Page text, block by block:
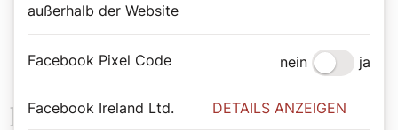
Das könnte Sie auch
außerhalb der Website
Facebook Pixel Code nein ja
Facebook Ireland Ltd. DETAILS ANZEIGEN